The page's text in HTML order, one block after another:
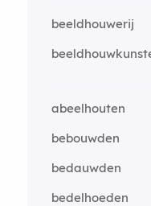
beeldhouwerij
abeelhouten
bebouwden
bedauwden
bedelhoeden